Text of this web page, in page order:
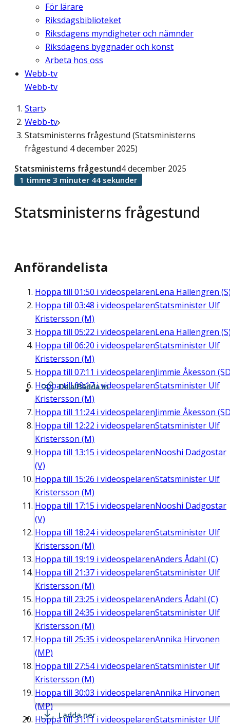
För lärare
Riksdagsbiblioteket
Riksdagens myndigheter och nämnder
Riksdagens byggnader och konst
Arbeta hos oss
Webb-tv
Webb-tv
Start
Webb-tv
Statsministerns frågestund (Statsministerns
frågestund 4 december 2025)
Statsministerns frågestund
Statsministerns frågestund4 december 2025
1 timme 3 minuter 44 sekunder
Anförandelista
Hoppa till 01:50 i videospelarenLena Hallengren
Hoppa till 03:48 i videospelarenStatsminister Ulf
Kristersson (M)
Hoppa till 05:22 i videospelarenLena Hallengren
Hoppa till 06:20 i videospelarenStatsminister Ulf
Kristersson (M)
Hoppa till 07:11 i videospelarenJimmie Åkesson
Hoppa till09:17i videospelarenStatsminister Ulf
Kristersson (M)
Hoppa till 11:24i videospelarenJimmie Åkesson
Hoppa till 12:22 i videospelarenStatsminister Ulf
Kristersson (M)
Hoppa till 13:15 i videospelarenNooshi Dadgostar
(V)
Hoppa till 15:26 i videospelarenStatsminister Ulf
Kristersson (M)
Hoppa till 17:15 i videospelarenNooshi Dadgostar
(V)
Hoppa till 18:24i videospelarenStatsminister Ulf
Kristersson (M)
Hoppa till 19:19 i videospelarenAnders Ådahl (C)
Hoppa till 21:37 i videospelarenStatsminister Ulf
Kristersson (M)
Hoppa till 23:25 i videospelarenAnders Ådahl (C)
Hoppa till 24:35 i videospelarenStatsminister Ulf
Kristersson (M)
Hoppa till 25:35 i videospelarenAnnika Hirvonen
(MP)
Hoppa till 27:54i videospelarenStatsminister Ulf
Kristersson (M)
Hoppa till 30:03 i videospelarenAnnika Hirvonen
(MP)
Hoppa till31:11 i videospelarenStatsminister Ulf
Dela/Bädda in
Ladda ner